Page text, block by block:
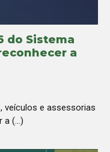
do Sistema
a
veículos e assessorias
a (...)